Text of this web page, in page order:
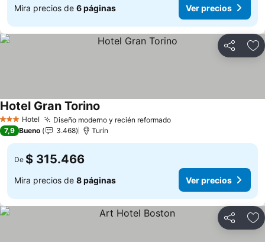
Mira precios de 6 páginas Ver precios
Compartir
3 Estrellas
Hotel Diseño moderno y recién reformado
Hotel Gran Torino
7,9 Bueno 3.468 Turín
De $ 315.466
Mira precios de 8 páginas Ver precios
Compartir